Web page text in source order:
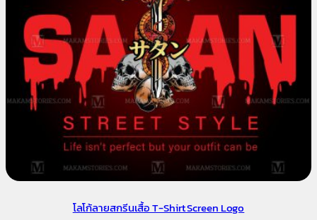
โลโก้ลายสกรีนเสื้อ T-Shirt Screen Logo